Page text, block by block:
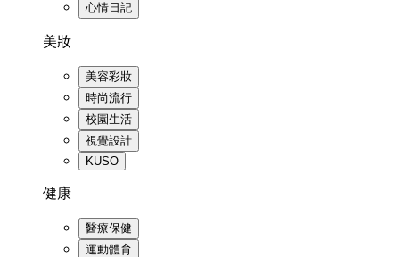
心情日記
美妝
美容彩妝
時尚流行
校園生活
視覺設計
KUSO
健康
醫療保健
運動體育